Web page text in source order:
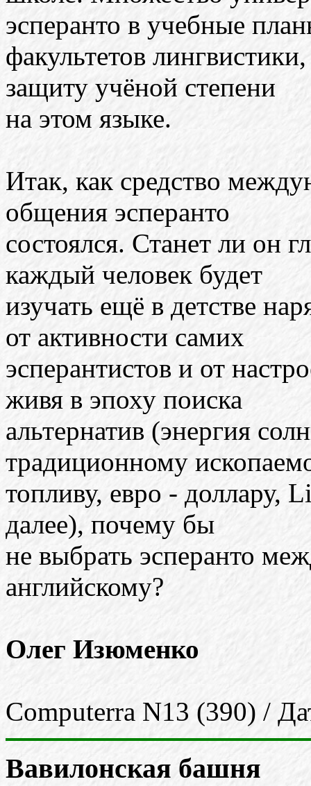
эсперанто в учебные
факультетов
защиту учёной степени
на этом языке.
Итак, как средство
общения эсперанто
состоялся. Станет ли он
каждый человек будет
изучать ещё в детстве
от активности самих
эсперантистов и от
живя в эпоху поиска
альтернатив (энергия
традиционному
топливу, евро - доллару,
далее), почему бы
не выбрать эсперанто
английскому?
Олег Изюменко
Computerra N13 (390) /
Вавилонская башня